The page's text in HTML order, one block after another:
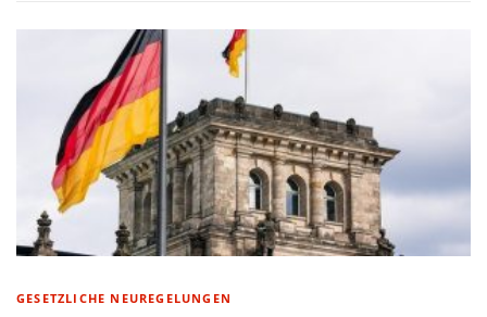
GESETZLICHE NEUREGELUNGEN